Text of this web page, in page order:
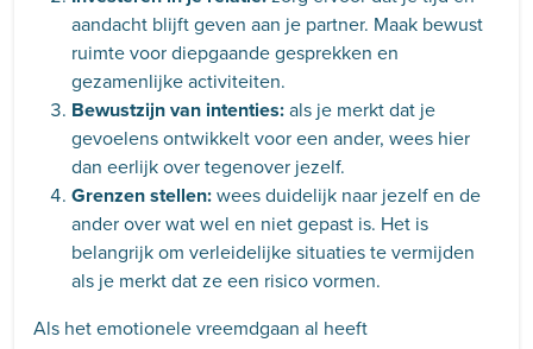
aandacht blijft geven aan je partner. Maak bewust
ruimte voor diepgaande gesprekken en
gezamenlijke activiteiten.
Bewustzijn van intenties:als je merkt dat je
gevoelens ontwikkelt voor een ander, wees hier
dan eerlijk over tegenover jezelf.
Grenzen stellen:wees duidelijk naar jezelf en de
ander over wat wel en niet gepast is. Het is
belangrijk om verleidelijke situaties te vermijden
als je merkt dat ze een risico vormen.
Als het emotionele vreemdgaan al heeft